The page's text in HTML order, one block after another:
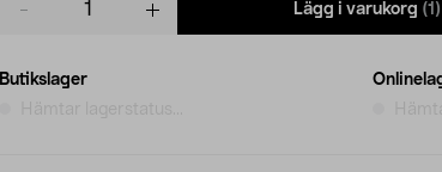
Lägg i varukorg (1)
Butikslager